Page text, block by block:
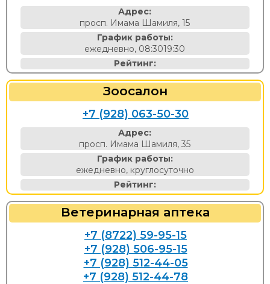
Адрес:
просп. Имама Шамиля, 15
График работы:
ежедневно, 08:3019:30
Рейтинг:
Зоосалон
+7 (928) 063-50-30
Адрес:
просп. Имама Шамиля, 35
График работы:
ежедневно, круглосуточно
Рейтинг:
Ветеринарная аптека
+7 (8722) 59-95-15
+7 (928) 506-95-15
+7 (928) 512-44-05
+7 (928) 512-44-78